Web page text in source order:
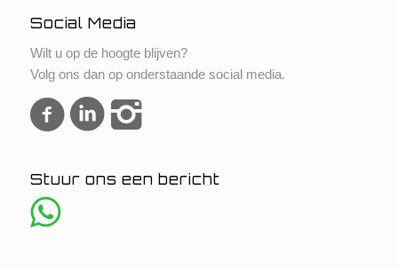
Social Media
Wilt u op de hoogte blijven?
Volg ons dan op onderstaande social media.
Stuur ons een bericht